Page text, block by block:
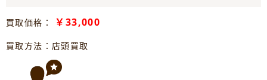
買取価格： ￥33,000
買取方法：店頭買取